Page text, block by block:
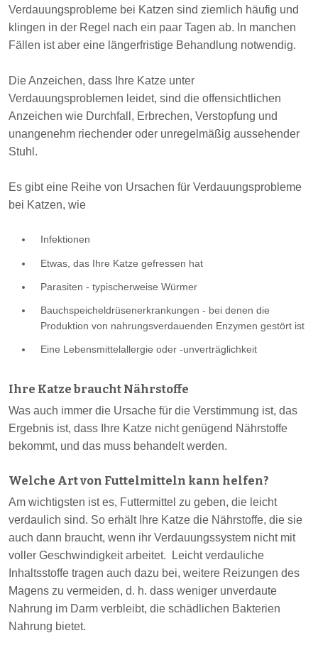
Verdauungsprobleme bei Katzen sind ziemlich häufig und
klingen in der Regel nach ein paar Tagen ab. In manchen
Fällen ist aber eine längerfristige Behandlung notwendig.
Die Anzeichen, dass Ihre Katze unter
Verdauungsproblemen leidet, sind die offensichtlichen
Anzeichen wie Durchfall, Erbrechen, Verstopfung und
unangenehm riechender oder unregelmäßig aussehender
Stuhl.
Es gibt eine Reihe von Ursachen für Verdauungsprobleme
bei Katzen, wie
Infektionen
Etwas, das Ihre Katze gefressen hat
Parasiten - typischerweise Würmer
Bauchspeicheldrüsenerkrankungen - bei denen die
Produktion von nahrungsverdauenden Enzymen gestört ist
Eine Lebensmittelallergie oder -unverträglichkeit
Ihre Katze braucht Nährstoffe
Was auch immer die Ursache für die Verstimmung ist, das
Ergebnis ist, dass Ihre Katze nicht genügend Nährstoffe
bekommt, und das muss behandelt werden.
Welche Art von Futtelmitteln kann helfen?
Am wichtigsten ist es, Futtermittel zu geben, die leicht
verdaulich sind. So erhält Ihre Katze die Nährstoffe, die sie
auch dann braucht, wenn ihr Verdauungssystem nicht mit
voller Geschwindigkeit arbeitet. Leicht verdauliche
Inhaltsstoffe tragen auch dazu bei, weitere Reizungen des
Magens zu vermeiden, d. h. dass weniger unverdaute
Nahrung im Darm verbleibt, die schädlichen Bakterien
Nahrung bietet.